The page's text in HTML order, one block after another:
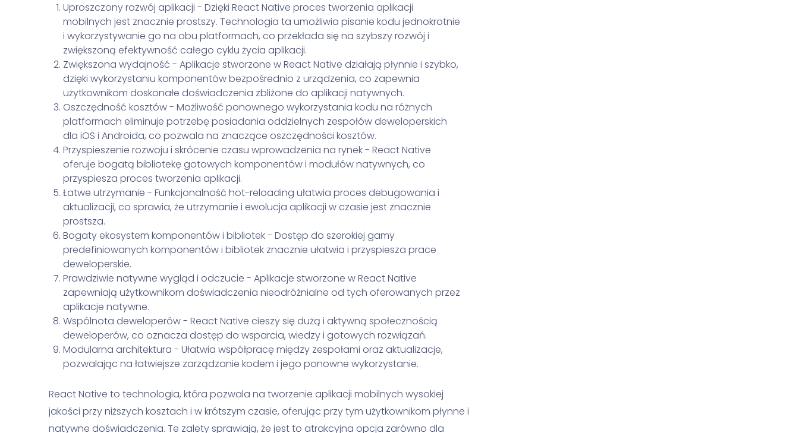
Uproszczony rozwój aplikacji - Dzięki React Native proces tworzenia aplikacji
mobilnych jest znacznie prostszy. Technologia ta umożliwia pisanie kodu jednokrotnie
i wykorzystywanie go na obu platformach, co przekłada się na szybszy rozwój i
zwiększoną efektywność całego cyklu życia aplikacji.
Zwiększona wydajność - Aplikacje stworzone w React Native działają płynnie i szybko,
dzięki wykorzystaniu komponentów bezpośrednio z urządzenia, co zapewnia
użytkownikom doskonałe doświadczenia zbliżone do aplikacji natywnych.
Oszczędność kosztów - Możliwość ponownego wykorzystania kodu na różnych
platformach eliminuje potrzebę posiadania oddzielnych zespołów deweloperskich
dla iOS i Androida, co pozwala na znaczące oszczędności kosztów.
Przyspieszenie rozwoju i skrócenie czasu wprowadzenia na rynek - React Native
oferuje bogatą bibliotekę gotowych komponentów i modułów natywnych, co
przyspiesza proces tworzenia aplikacji.
Łatwe utrzymanie - Funkcjonalność hot-reloading ułatwia proces debugowania i
aktualizacji, co sprawia, że utrzymanie i ewolucja aplikacji w czasie jest znacznie
prostsza.
Bogaty ekosystem komponentów i bibliotek - Dostęp do szerokiej gamy
predefiniowanych komponentów i bibliotek znacznie ułatwia i przyspiesza prace
deweloperskie.
Prawdziwie natywne wygląd i odczucie - Aplikacje stworzone w React Native
zapewniają użytkownikom doświadczenia nieodróżnialne od tych oferowanych przez
aplikacje natywne.
Wspólnota deweloperów - React Native cieszy się dużą i aktywną społecznością
deweloperów, co oznacza dostęp do wsparcia, wiedzy i gotowych rozwiązań.
Modularna architektura - Ułatwia współpracę między zespołami oraz aktualizacje,
pozwalając na łatwiejsze zarządzanie kodem i jego ponowne wykorzystanie.
React Native to technologia, która pozwala na tworzenie aplikacji mobilnych wysokiej
jakości przy niższych kosztach i w krótszym czasie, oferując przy tym użytkownikom płynne i
natywne doświadczenia. Te zalety sprawiają, że jest to atrakcyjna opcja zarówno dla